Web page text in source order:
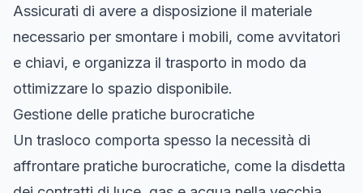
Assicurati di avere a disposizione il materiale
necessario per smontare i mobili, come avvitatori
e chiavi, e organizza il trasporto in modo da
ottimizzare lo spazio disponibile.
Gestione delle pratiche burocratiche
Un trasloco comporta spesso la necessità di
affrontare pratiche burocratiche, come la disdetta